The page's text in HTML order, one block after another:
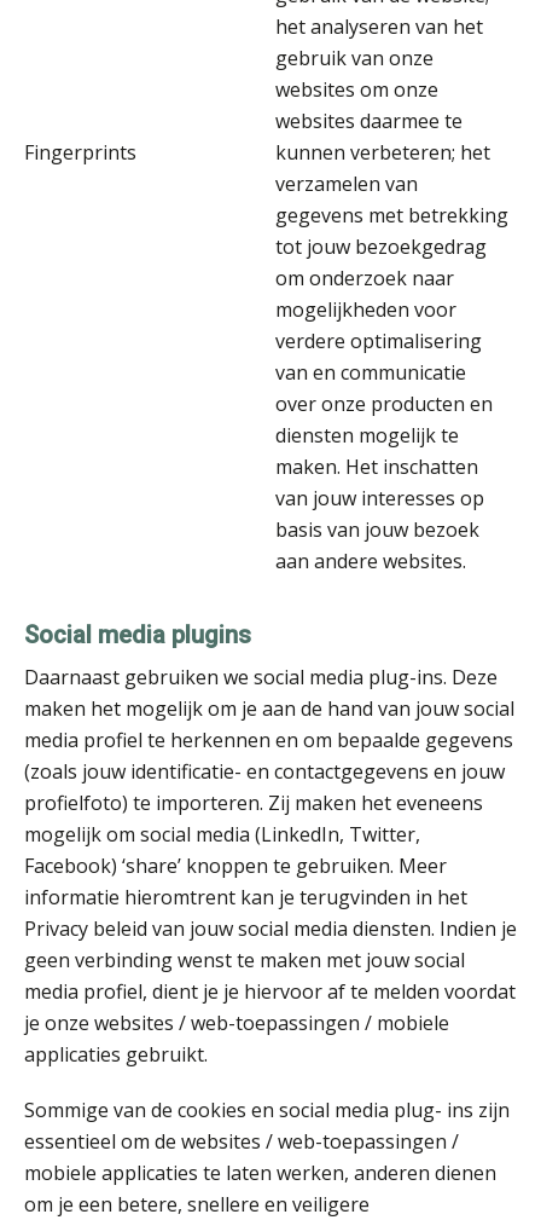
Fingerprints
het analyseren van het
gebruik van onze
websites om onze
websites daarmee te
kunnen verbeteren; het
verzamelen van
gegevens met betrekking
tot jouw bezoekgedrag
om onderzoek naar
mogelijkheden voor
verdere optimalisering
van en communicatie
over onze producten en
diensten mogelijk te
maken. Het inschatten
van jouw interesses op
basis van jouw bezoek
aan andere websites.
Social media plugins
Daarnaast gebruiken we social media plug-ins. Deze
maken het mogelijk om je aan de hand van jouw social
media profiel te herkennen en om bepaalde gegevens
(zoals jouw identificatie- en contactgegevens en jouw
profielfoto) te importeren. Zij maken het eveneens
mogelijk om social media (LinkedIn, Twitter,
Facebook) ‘share’ knoppen te gebruiken. Meer
informatie hieromtrent kan je terugvinden in het
Privacy beleid van jouw social media diensten. Indien je
geen verbinding wenst te maken met jouw social
media profiel, dient je je hiervoor af te melden voordat
je onze websites / web-toepassingen / mobiele
applicaties gebruikt.
Sommige van de cookies en social media plug- ins zijn
essentieel om de websites / web-toepassingen /
mobiele applicaties te laten werken, anderen dienen
om je een betere, snellere en veiligere
Tim van Wordragen
Kees Beishuizen
Willem Veldhuizen
Martin de Graaf
Rohalt Janssens